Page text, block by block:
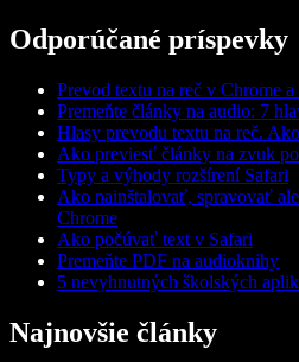
Odporúčané príspevky
Prevod textu na reč v Chrome a
Premeňte články na audio: 7
Hlasy prevodu textu na reč.
Ako previesť články na zvuk
Typy a výhody rozšírení Safari
Ako nainštalovať, spravovať
Chrome
Ako počúvať text v Safari
Premeňte PDF na audioknihy
5 nevyhnutných školských
Najnovšie články